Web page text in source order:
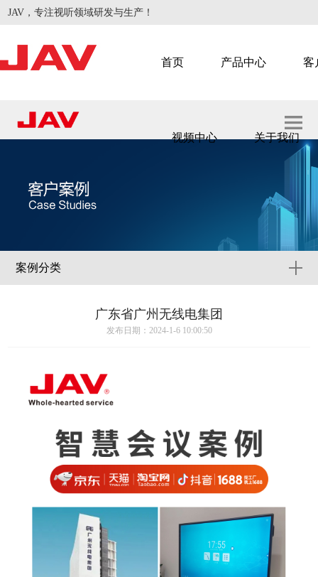
JAV，专注视听领域研发与生产！
首页 产品中心 客
视频中心 关于我们
案例分类
广东省广州无线电集团
发布日期：2024-1-6 10:00:50